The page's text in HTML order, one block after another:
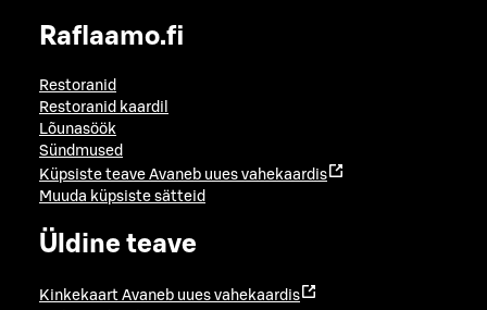
Raflaamo.fi
Restoranid
Restoranid kaardil
Lõunasöök
Sündmused
Küpsiste teave Avaneb uues vahekaardis
Muuda küpsiste sätteid
Üldine teave
Kinkekaart Avaneb uues vahekaardis